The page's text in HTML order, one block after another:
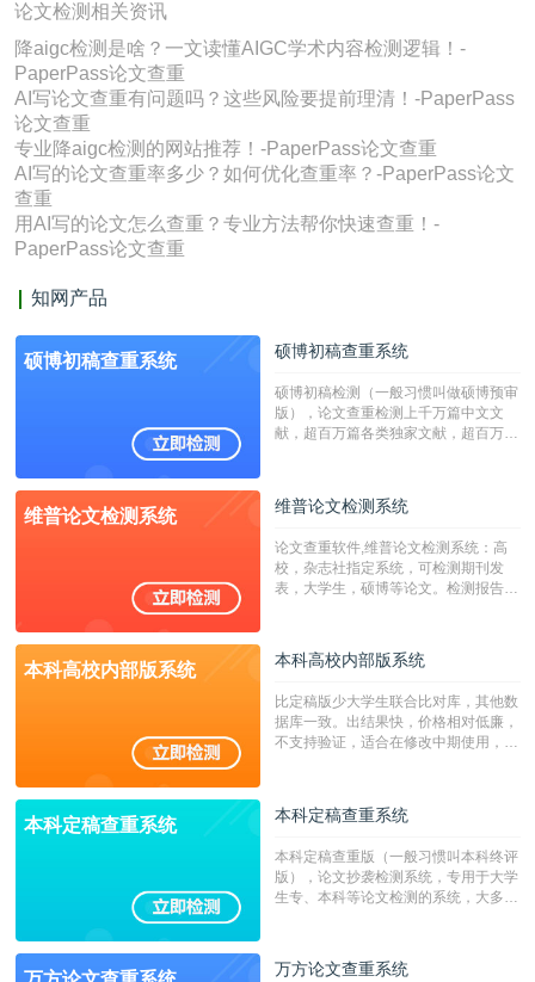
论文检测相关资讯
降aigc检测是啥？一文读懂AIGC学术内容检测逻辑！-
PaperPass论文查重
AI写论文查重有问题吗？这些风险要提前理清！-PaperPass
论文查重
专业降aigc检测的网站推荐！-PaperPass论文查重
AI写的论文查重率多少？如何优化查重率？-PaperPass论文
查重
用AI写的论文怎么查重？专业方法帮你快速查重！-
PaperPass论文查重
知网产品
硕博初稿查重系统 硕博初稿查重系统
硕博初稿检测（一般习惯叫做硕博预审
版），论文查重检测上千万篇中文文
献，超百万篇各类独家文献，超百万港
校用来检测硕博论文的系统，检测范围
广，数据来源真实，检测算法合理!本
字符数30万）
维普论文检测系统 维普论文检测系统
论文查重软件,维普论文检测系统：高
校，杂志社指定系统，可检测期刊发
表，大学生，硕博等论文。检测报告支
本科高校内部版系统 本科高校内部版系统
比定稿版少大学生联合比对库，其他数
据库一致。出结果快，价格相对低廉，
不支持验证，适合在修改中期使用，定
本科定稿查重系统 本科定稿查重系统
本科定稿查重版（一般习惯叫本科终评
版），论文抄袭检测系统，专用于大学
生专、本科等论文检测的系统，大多数
万方论文查重系统